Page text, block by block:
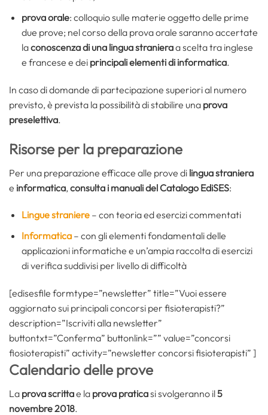
prova orale: colloquio sulle materie oggetto delle prime
due prove; nel corso della prova orale saranno accertate
laconoscenza di una lingua stranieraa scelta tra inglese
e francese e dei principali elementi di informatica.
In caso di domande di partecipazione superiori al numero
previsto, è prevista la possibilità di stabilire una prova
preselettiva.
Risorse per la preparazione
Per una preparazione efficace alle prove di lingua straniera
e informatica, consulta i manuali del Catalogo EdiSES:
Lingue straniere – con teoria ed esercizi commentati
Informatica – con gli elementi fondamentali delle
applicazioni informatiche e un’ampia raccolta di esercizi
di verifica suddivisi per livello di difficoltà
[edisesfile formtype=”newsletter” title=”Vuoi essere
aggiornato sui principali concorsi per fisioterapisti?”
description=”Iscriviti alla newsletter”
buttontxt=”Conferma” buttonlink=”” value=”concorsi
fiosioterapisti” activity=”newsletter concorsi fisioterapisti” ]
Calendario delle prove
La prova scrittae la prova praticasi svolgeranno il5
novembre 2018.